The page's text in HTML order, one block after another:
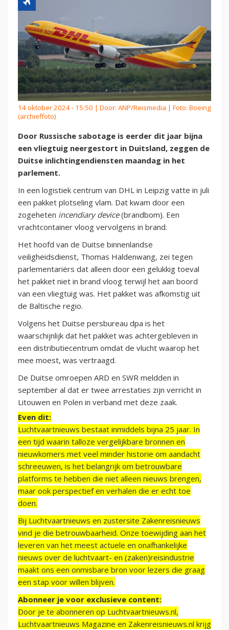
14 oktober 2024 - 15:50 | Door: ANP/Reismedia | Foto: Boeing
(archieffoto)
Door Russische sabotage is eerder dit jaar bijna
een vliegtuig neergestort in Duitsland, zeggen de
Duitse inlichtingendiensten maandag in het
parlement.
In een logistiek centrum van DHL in Leipzig vatte in juli
een pakket plotseling vlam. Dat kwam door een
zogeheten incendiary device(brandbom). Een
vrachtcontainer vloog vervolgens in brand.
Het hoofd van de Duitse binnenlandse
veiligheidsdienst, Thomas Haldenwang, zei tegen
parlementariërs dat alleen door een gelukkig toeval
het pakket niet in brand vloog terwijl het aan boord
van een vliegtuig was. Het pakket was afkomstig uit
de Baltische regio.
Volgens het Duitse persbureau dpa is het
waarschijnlijk dat het pakket was achtergebleven in
een distributiecentrum omdat de vlucht waarop het
mee moest, was vertraagd.
De Duitse omroepen ARD en SWR meldden in
september al dat er twee arrestaties zijn verricht in
Litouwen en Polen in verband met deze zaak.
Even dit:
Luchtvaartnieuws bestaat inmiddels bijna 25 jaar. In
een tijd waarin talloze vergelijkbare bronnen en
nieuwkomers met veel minder historie om aandacht
schreeuwen, is het belangrijk om betrouwbare
platforms te hebben die niet alleen nieuws brengen,
maar ook perspectief en verhalen die er echt toe
doen.
Bij Luchtvaartnieuws en zustersite Zakenreisnieuws
vind je die betrouwbaarheid. Onze toewijding aan het
leveren van het meest actuele en onafhankelijke
nieuws over de luchtvaart- en (zaken)reisindustrie
maakt ons een onmisbare bron voor lezers die graag
een stap voor willen blijven.
Abonneer je voor exclusieve content:
Door je te abonneren op Luchtvaartnieuws.nl,
Luchtvaartnieuws Magazine en Zakenreisnieuws.nl krijg